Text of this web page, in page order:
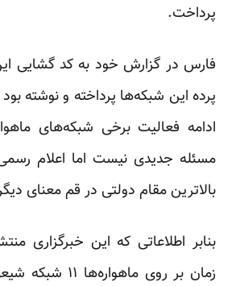
پرداخت.
فارس در گزارش خود به کد گشایی
پرده این شبکه‌ها پرداخته و نوشته
ادامه فعالیت برخی شبکه‌های
مسئله جدیدی نیست اما اعلام
بالاترین مقام دولتی در قم معنای
بنابر اطلاعاتی که این خبرگزاری
زمان بر روی